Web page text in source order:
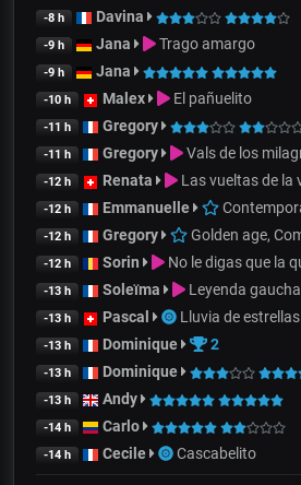
-8 h Davina
-9 h Jana Trago amargo
-9 h Jana
-10 h Malex El pañuelito
-11 h Gregory
-11 h Gregory Vals de los
-12 h Renata Las vueltas de la
-12 h Emmanuelle
-12 h Gregory Golden age,
-12 h Sorin No le digas que la
-13 h Soleïma Leyenda gaucha
-13 h Pascal Lluvia de estrellas
-13 h Dominique 2
-13 h Dominique
-13 h Andy
-14 h Carlo
-14 h Cecile Cascabelito